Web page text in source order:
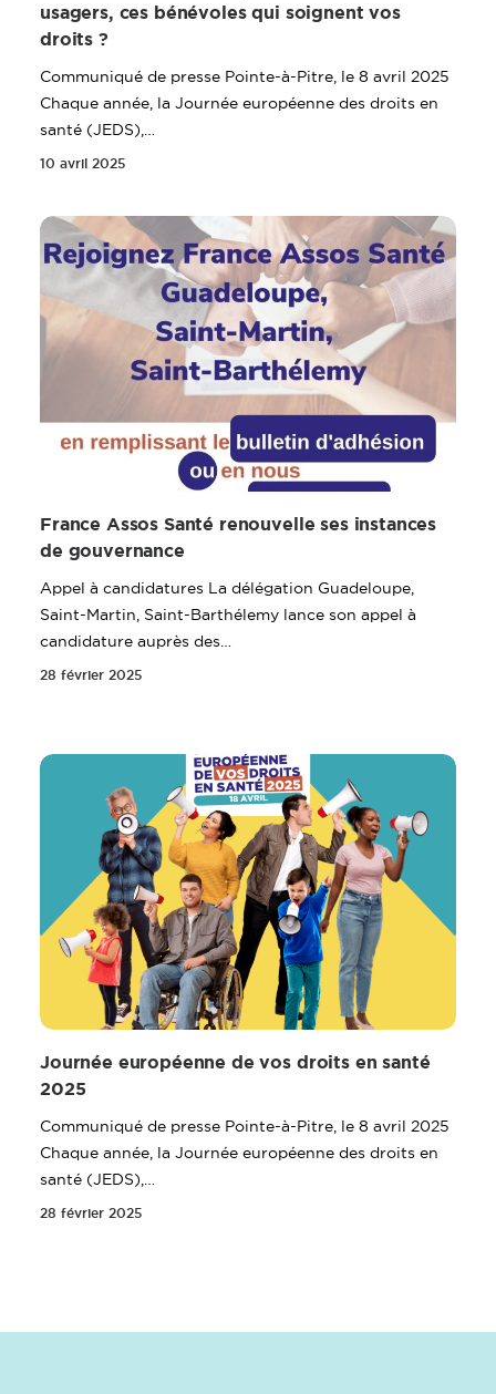
usagers, ces bénévoles qui soignent vos
droits ?
Communiqué de presse Pointe-à-Pitre, le 8 avril 2025
Chaque année, la Journée européenne des droits en
santé (JEDS),…
10 avril 2025
France Assos Santé renouvelle ses instances
de gouvernance
Appel à candidatures La délégation Guadeloupe,
Saint-Martin, Saint-Barthélemy lance son appel à
candidature auprès des…
28 février 2025
Journée européenne de vos droits en santé
2025
Communiqué de presse Pointe-à-Pitre, le 8 avril 2025
Chaque année, la Journée européenne des droits en
santé (JEDS),…
28 février 2025